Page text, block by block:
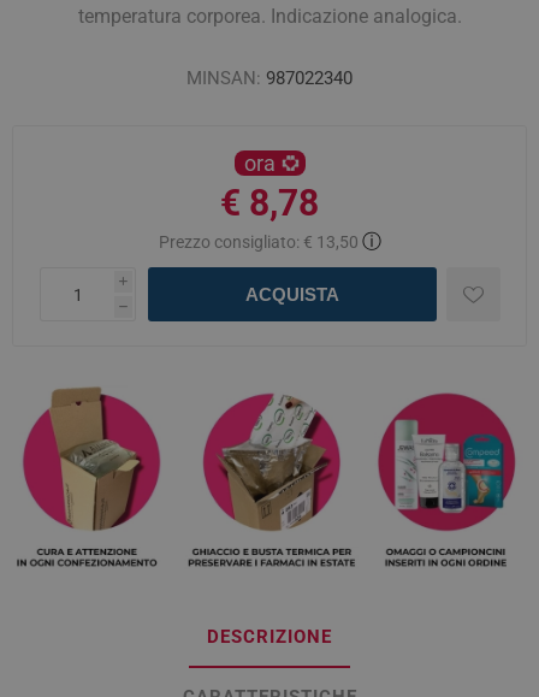
temperatura corporea. Indicazione analogica.
MINSAN: 987022340
ora
€ 8,78
Prezzo consigliato: € 13,50 ⓘ
i
h
ACQUISTA
DESCRIZIONE